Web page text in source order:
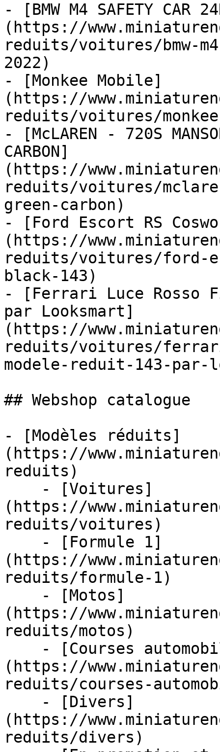
- [BMW M4 SAFETY CAR
(https://
reduits/voitures/bmw-
2022)
- [Monkee Mobile]
(https://
reduits/voitures/
- [McLAREN - 720S
CARBON]
(https://
reduits/voitures/
green-carbon)
- [Ford Escort RS
(https://
reduits/voitures/ford-
black-143)
- [Ferrari Luce Rosso
par Looksmart]
(https://
reduits/voitures/
modele-reduit-143-par-
## Webshop catalogue
- [Modèles réduits]
(https://
reduits)
(https://
reduits/voitures)
(https://
reduits/formule-1)
(https://
reduits/motos)
(https://
reduits/courses-
(https://
reduits/divers)